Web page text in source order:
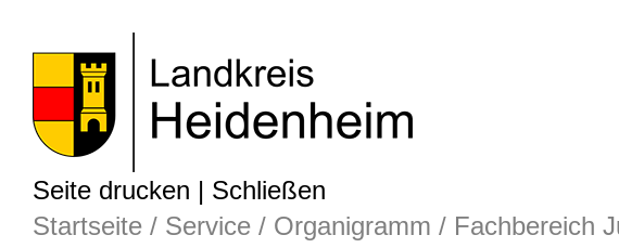
Seite drucken | Schließen
Startseite / Service / Organigramm / Fachbereich